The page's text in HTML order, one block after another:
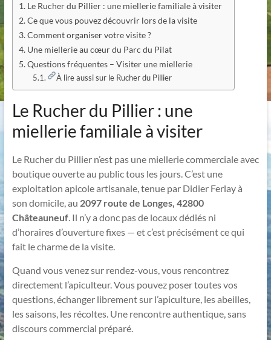
Le Rucher du Pillier : une miellerie familiale à visiter
Ce que vous pouvez découvrir lors de la visite
Comment organiser votre visite ?
Une miellerie au cœur du Parc du Pilat
Questions fréquentes – Visiter une miellerie
À lire aussi sur le Rucher du Pillier
Le Rucher du Pillier : une
miellerie familiale à visiter
Le Rucher du Pillier n’est pas une miellerie commerciale avec
boutique ouverte au public tous les jours. C’est une
exploitation apicole artisanale, tenue par Didier Ferlay à
son domicile, au 2097 route de Longes, 42800
Châteauneuf. Il n’y a donc pas de locaux dédiés ni
d’horaires d’ouverture fixes — et c’est précisément ce qui
fait le charme de la visite.
Quand vous venez sur rendez-vous, vous rencontrez
directement l’apiculteur. Vous pouvez poser toutes vos
questions, échanger librement sur l’apiculture, les abeilles,
les saisons, les récoltes. Une rencontre authentique, sans
discours commercial préparé.